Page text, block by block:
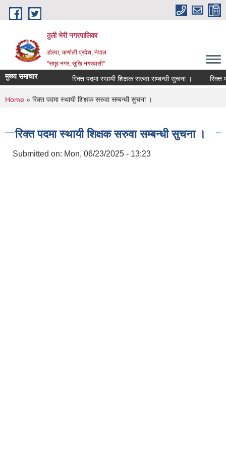
Skip to main content
ठुली भेरी नगरपालिका
डाेल्पा, कर्णाली प्रदेश, नेपाल
''समृद्द नगर, सुखि नगरबासी''
मुख्य समाचार रिक्त पदमा स्थायी शिक्षक सरुवा सम्बन्धी सुचना । रिक्त
You are here
Home » रिक्त पदमा स्थायी शिक्षक सरुवा सम्बन्धी सुचना ।
रिक्त पदमा स्थायी शिक्षक सरुवा सम्बन्धी सुचना ।
Submitted on: Mon, 06/23/2025 - 13:23